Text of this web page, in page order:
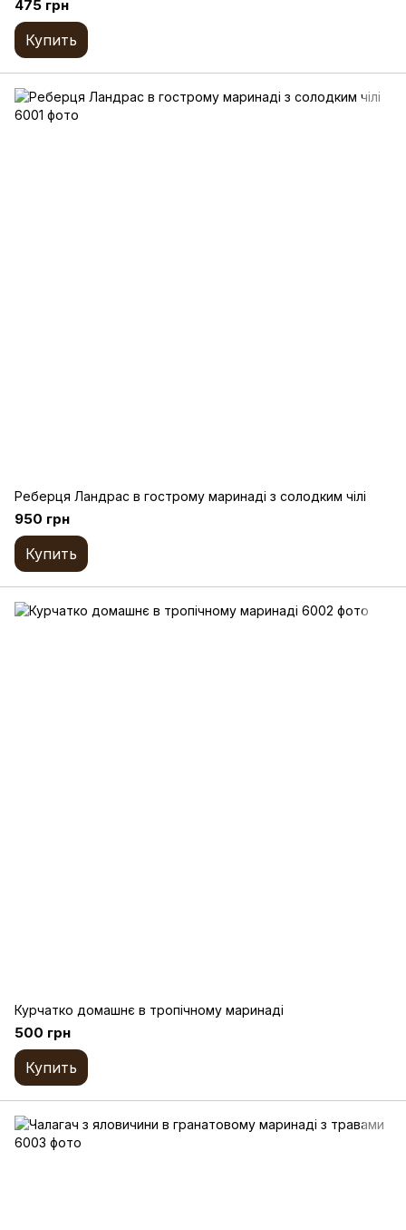
475 грн
Купить
Реберця Ландрас в гострому маринаді з солодким чілі
950 грн
Купить
Курчатко домашнє в тропічному маринаді
500 грн
Купить